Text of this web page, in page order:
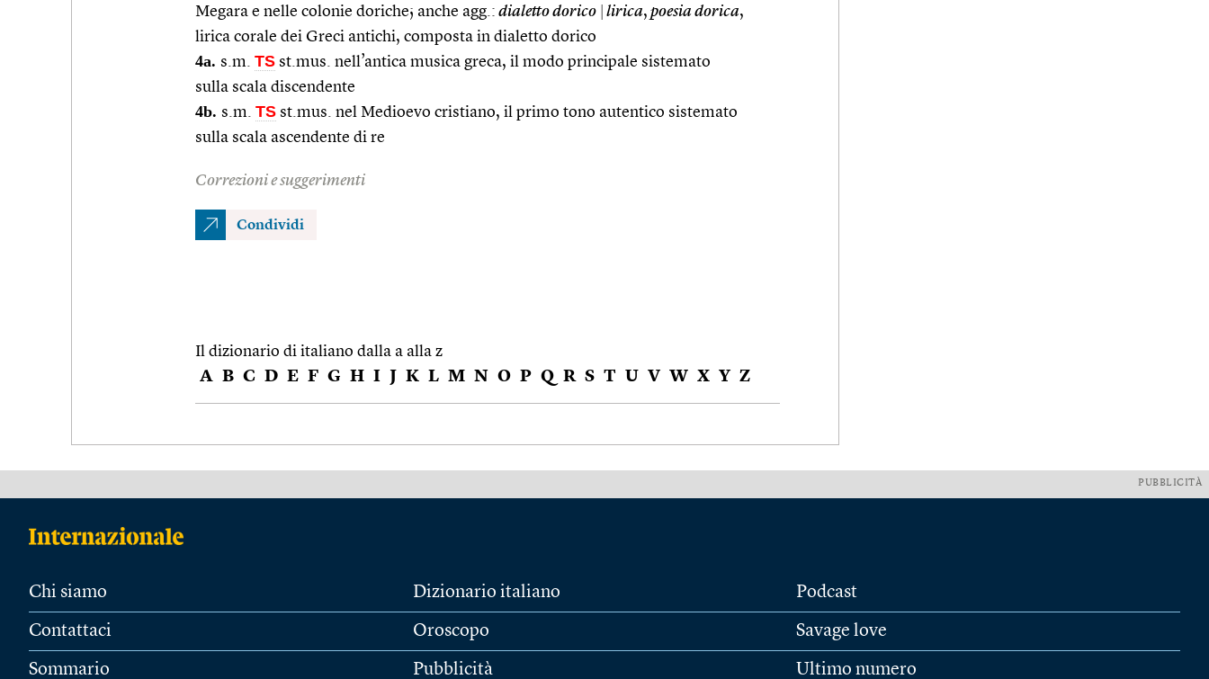
Megara e nelle colonie doriche; anche agg.: dialetto dorico lirica, poesia dorica,
lirica corale dei Greci antichi, composta in dialetto dorico
4a. s.m. TS st.mus. nell’antica musica greca, il modo principale sistemato
sulla scala discendente
4b. s.m. TS st.mus. nel Medioevo cristiano, il primo tono autentico sistemato
sulla scala ascendente di re
Correzioni e suggerimenti
Condividi
Il dizionario di italiano dalla a alla z
A B C D E F G H I J K L M N O P Q R S T U V W X Y Z
PUBBLICITÀ
Chi siamo
Contattaci
Sommario
Dizionario italiano
Oroscopo
Pubblicità
Podcast
Savage love
Ultimo numero